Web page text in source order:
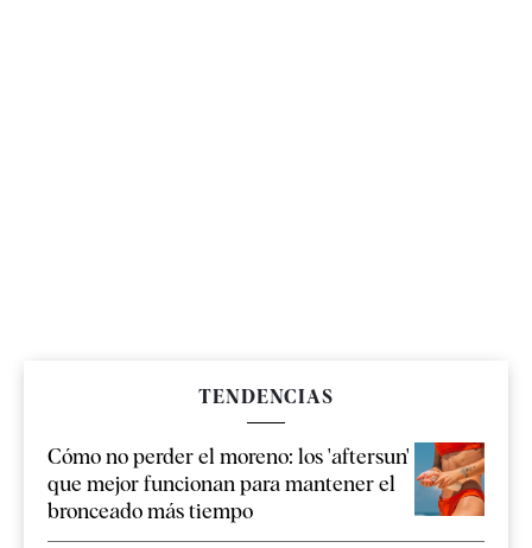
TENDENCIAS
Cómo no perder el moreno: los 'aftersun'
que mejor funcionan para mantener el
bronceado más tiempo